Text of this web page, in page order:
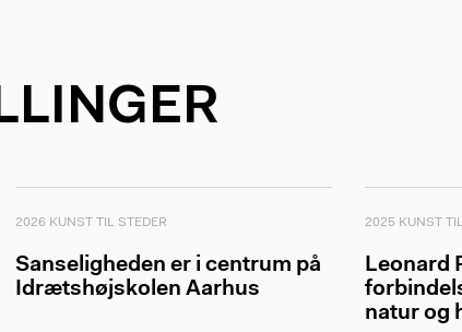
2026 KUNST TIL STEDER
Sanseligheden er i centrum på
Idrætshøjskolen Aarhus
2025 KUNST
Leonard
natur og